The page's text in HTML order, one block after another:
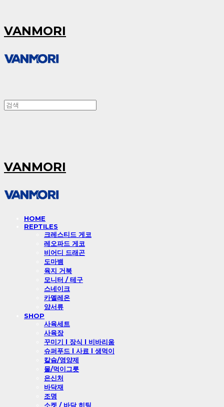
VANMORI
VANMORI
HOME
REPTILES
크레스티드 게코
레오파드 게코
비어디 드래곤
도마뱀
육지 거북
모니터 / 테구
스네이크
카멜레온
양서류
SHOP
사육세트
사육장
꾸미기 l 장식 l 비바리움
슈퍼푸드 l 사료 l 생먹이
칼슘/영양제
물/먹이그릇
은신처
바닥재
조명
소켓 / 바닥 히팅